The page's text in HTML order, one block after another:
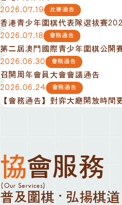
2026.07.19
比賽通告
香港青少年圍棋代表隊選拔賽
2026.07.18
會務通告
第二屆澳門國際青少年圍棋公開
2026.06.30
會務通告
召開周年會員大會會議通告
2026.06.24
會務通告
【會務通告】對弈大廳開放時間
協會服務
(Our Services)
普及圍棋 · 弘揚棋道